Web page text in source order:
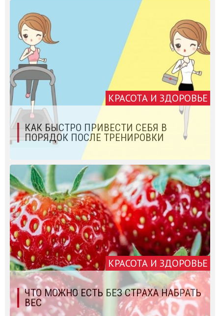
КРАСОТА И ЗДОРОВЬЕ
КАК БЫСТРО ПРИВЕСТИ СЕБЯ В
ПОРЯДОК ПОСЛЕ ТРЕНИРОВКИ
КРАСОТА И ЗДОРОВЬЕ
ЧТО МОЖНО ЕСТЬ БЕЗ СТРАХА НАБРАТЬ
ВЕС